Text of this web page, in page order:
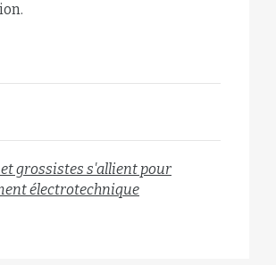
grossistes s'allient pour
électrotechnique